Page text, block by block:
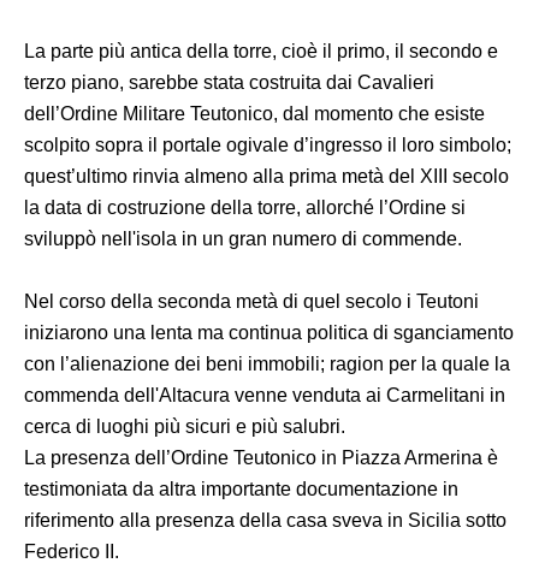
La parte più antica della torre, cioè il primo, il secondo e
terzo piano, sarebbe stata costruita dai Cavalieri
dell’Ordine Militare Teutonico, dal momento che esiste
scolpito sopra il portale ogivale d’ingresso il loro simbolo;
quest’ultimo rinvia almeno alla prima metà del XIII secolo
la data di costruzione della torre, allorché l’Ordine si
sviluppò nell'isola in un gran numero di commende.
Nel corso della seconda metà di quel secolo i Teutoni
iniziarono una lenta ma continua politica di sganciamento
con l’alienazione dei beni immobili; ragion per la quale la
commenda dell'Altacura venne venduta ai Carmelitani in
cerca di luoghi più sicuri e più salubri.
La presenza dell’Ordine Teutonico in Piazza Armerina è
testimoniata da altra importante documentazione in
riferimento alla presenza della casa sveva in Sicilia sotto
Federico II.